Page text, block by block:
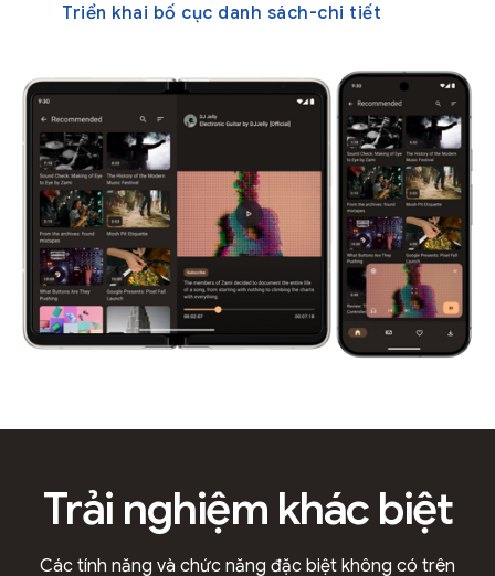
Triển khai bố cục danh sách-chi tiết
Trải nghiệm khác biệt
Các tính năng và chức năng đặc biệt không có trên